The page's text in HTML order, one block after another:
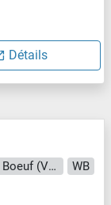
Détails
Reactivité: Souris, Rat, Humain, Boeuf (Vache), Chien, Cobaye, Cheval, Lapin, Poisson zèbre (Danio rerio), Singe, Porc, Roussette (Chauve-souris), Poulet
WB